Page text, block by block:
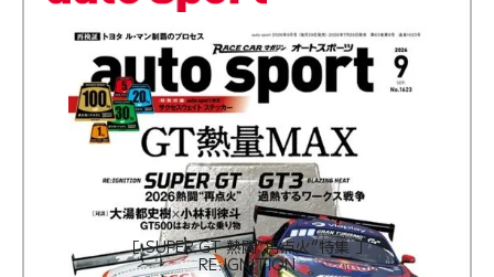
［ SUPER GT 熱闘“再点火”特集 ］
RE:IGNITION